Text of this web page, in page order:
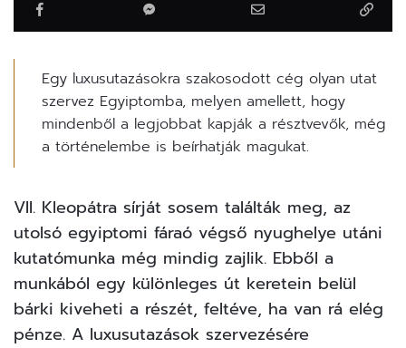
Egy luxusutazásokra szakosodott cég olyan utat
szervez Egyiptomba, melyen amellett, hogy
mindenből a legjobbat kapják a résztvevők, még
a történelembe is beírhatják magukat.
VII. Kleopátra sírját sosem találták meg, az
utolsó egyiptomi fáraó végső nyughelye utáni
kutatómunka még mindig zajlik. Ebből a
munkából egy különleges út keretein belül
bárki kiveheti a részét, feltéve, ha van rá elég
pénze. A luxusutazások szervezésére